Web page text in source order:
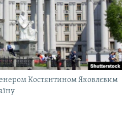
Костянтином Яковлєвим